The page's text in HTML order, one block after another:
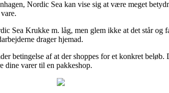
Nordic Sea kan vise sig at være meget
Sea Krukke m. låg, men glem ikke at det står
drager hjemad.
betingelse af at der shoppes for et konkret
dine varer til en pakkeshop.